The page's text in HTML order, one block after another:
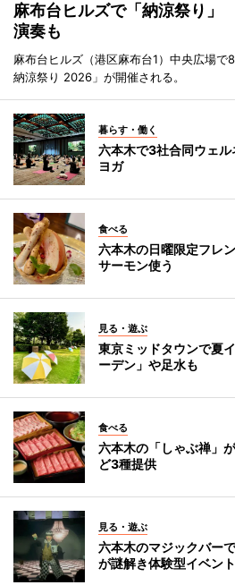
麻布台ヒルズで「納涼祭り
演奏も
麻布台ヒルズ（港区麻布台1）中央広場
納涼祭り 2026」が開催される。
暮らす・働く
六本木で3社合同ウェ
ヨガ
食べる
六本木の日曜限定フレ
サーモン使う
見る・遊ぶ
東京ミッドタウンで夏
ーデン」や足水も
食べる
六本木の「しゃぶ禅」
ど3種提供
見る・遊ぶ
六本木のマジックバー
が謎解き体験型イベント